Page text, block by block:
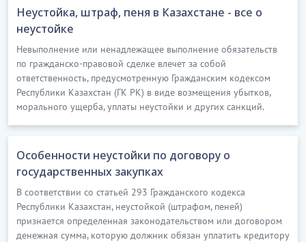
5.2. Настоящим Стороны соглашаются, что
Займодатель в связи с изменением валютного курса
…………………………
[Скрытый текст. Полная версия доступна после
скачивания]
6. ОБЕСПЕЧЕНИЕ ИСПОЛНЕНИЯ ОБЯЗАТЕЛЬСТВ
6.1. В обеспечение исполнения обязательств
Заемщика по настоящему договору Гарант
обязывается перед Займодателем отвечать за
исполнение обязательства Заемщика полностью
солидарно с Заемщиком.
Неустойка, штраф, пеня в Казахстане - все о
неустойке
Невыполнение или ненадлежащее выполнение обязательств
по гражданско-правовой сделке влечет за собой
ответственность, предусмотренную Гражданским кодексом
Республики Казахстан (ГК РК) в виде возмещения убытков,
морального ущерба, уплаты неустойки и других санкций.
Особенности неустойки по договору о
государственных закупках
В соответствии со статьей 293 Гражданского кодекса
Республики Казахстан, неустойкой (штрафом, пеней)
признается определенная законодательством или договором
денежная сумма, которую должник обязан уплатить кредитору